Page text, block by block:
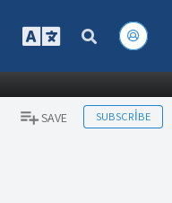
SAVE SUBSCRIBE